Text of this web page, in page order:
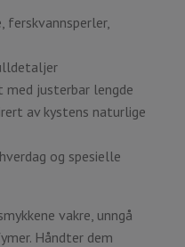
justerbar lengde
av kystens naturlige
og spesielle
vakre, unngå
Håndter dem